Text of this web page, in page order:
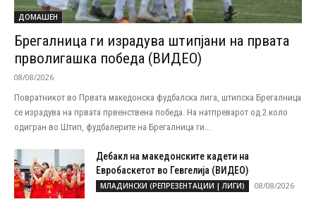
ДОМАШЕН
Брегалница ги израдува штипјани на првата
прволигашка победа (ВИДЕО)
08/08/2026
Повратникот во Првата македонска фудбалска лига, штипска Брегалница
се израдува на првата првенствена победа. На натпреварот од 2.коло
одигран во Штип, фудбалерите на Брегалница ги...
Дебакл на македонските кадети на
Евробаскетот во Гевгелија (ВИДЕО)
МЛАДИНСКИ (РЕПРЕЗЕНТАЦИИ | ЛИГИ) 08/08/2026